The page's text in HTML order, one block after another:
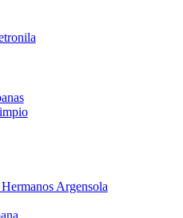
Argensola